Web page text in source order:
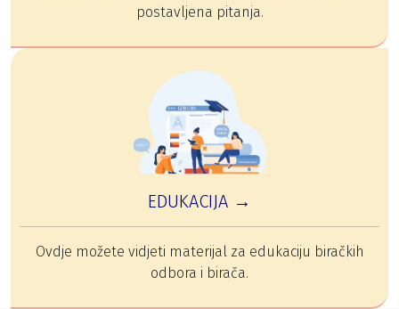
postavljena pitanja.
EDUKACIJA →
Ovdje možete vidjeti materijal za edukaciju biračkih
odbora i birača.